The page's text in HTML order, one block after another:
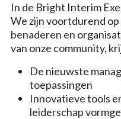
In de Bright Interim
We zijn voortdurend
benaderen en
van onze community,
De nieuwste
toepassingen
Innovatieve tools
leiderschap